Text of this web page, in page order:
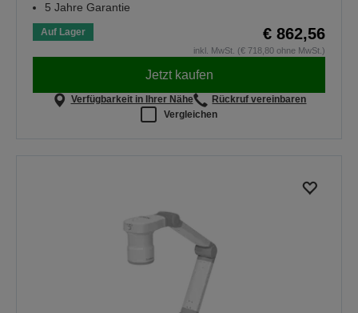
5 Jahre Garantie
Auf Lager € 862,56
inkl. MwSt. (€ 718,80 ohne MwSt.)
Jetzt kaufen
Verfügbarkeit in Ihrer Nähe
Rückruf vereinbaren
Vergleichen